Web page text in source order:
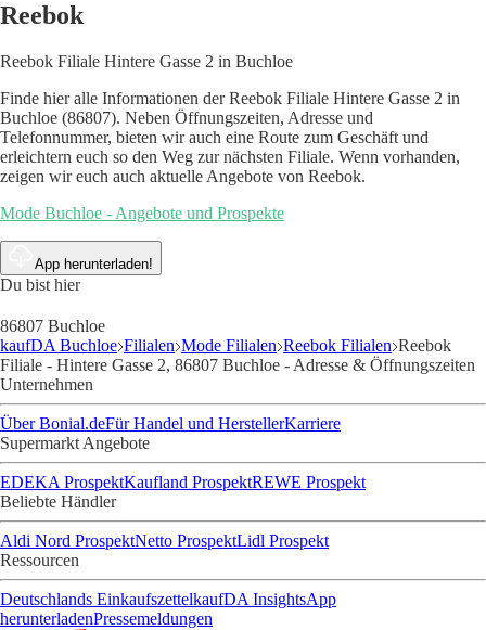
Reebok
Reebok Filiale Hintere Gasse 2 in Buchloe
Finde hier alle Informationen der Reebok Filiale Hintere Gasse 2 in
Buchloe (86807). Neben Öffnungszeiten, Adresse und
Telefonnummer, bieten wir auch eine Route zum Geschäft und
erleichtern euch so den Weg zur nächsten Filiale. Wenn vorhanden,
zeigen wir euch auch aktuelle Angebote von Reebok.
Mode Buchloe - Angebote und Prospekte
App herunterladen!
Du bist hier
86807 Buchloe
kaufDA Buchloe Filialen Mode Filialen Reebok Filialen Reebok
Filiale - Hintere Gasse 2, 86807 Buchloe - Adresse & Öffnungszeiten
Unternehmen
Über Bonial.deFür Handel und HerstellerKarriere
Supermarkt Angebote
EDEKA ProspektKaufland ProspektREWE Prospekt
Beliebte Händler
Aldi Nord ProspektNetto ProspektLidl Prospekt
Ressourcen
Deutschlands EinkaufszettelkaufDA InsightsApp
herunterladenPressemeldungen